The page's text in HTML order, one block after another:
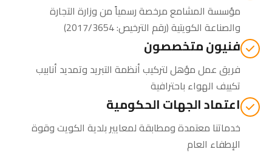
مؤسسة المشامع مرخصة رسمياً منوزارة التجارة
والصناعة الكويتية(رقم الترخيص: 2017/3654)
فنيون متخصصون
فريق عمل مؤهل لتركيب أنظمة التبريد وتمديد أنابيب
تكييف الهواء باحترافية
اعتماد الجهات الحكومية
خدماتنا معتمدة ومطابقة لمعايير بلدية الكويت وقوة
الإطفاء العام